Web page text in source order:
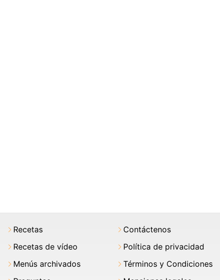
Recetas
Recetas de vídeo
Menús archivados
Contáctenos
Política de privacidad
Términos y Condiciones